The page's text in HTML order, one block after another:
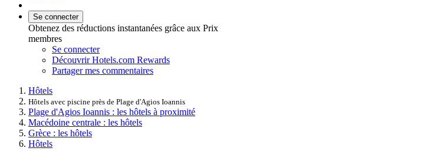
Se connecter
Obtenez des réductions instantanées grâce aux Prix
membres
Se connecter
Découvrir Hotels.com Rewards
Partager mes commentaires
Hôtels
Hôtels avec piscine près de Plage d'Agios Ioannis
Plage d'Agios Ioannis : les hôtels à proximité
Macédoine centrale : les hôtels
Grèce : les hôtels
Hôtels